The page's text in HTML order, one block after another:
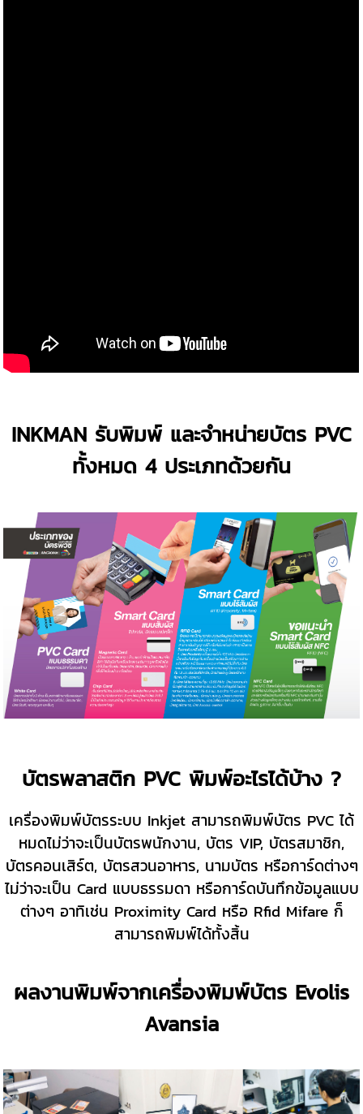
INKMAN รับพิมพ์ และจำหน่ายบัตร PVC
ทั้งหมด 4 ประเภทด้วยกัน
บัตรพลาสติก PVC พิมพ์อะไรได้บ้าง ?
เครื่องพิมพ์บัตรระบบ Inkjet สามารถพิมพ์บัตร PVC ได้
หมดไม่ว่าจะเป็นบัตรพนักงาน, บัตร VIP, บัตรสมาชิก,
บัตรคอนเสิร์ต, บัตรสวนอาหาร, นามบัตร หรือการ์ดต่างๆ
ไม่ว่าจะเป็น Card แบบธรรมดา หรือการ์ดบันทึกข้อมูลแบบ
ต่างๆ อาทิเช่น Proximity Card หรือ Rfid Mifare ก็
สามารถพิมพ์ได้ทั้งสิ้น
ผลงานพิมพ์จากเครื่องพิมพ์บัตร Evolis
Avansia